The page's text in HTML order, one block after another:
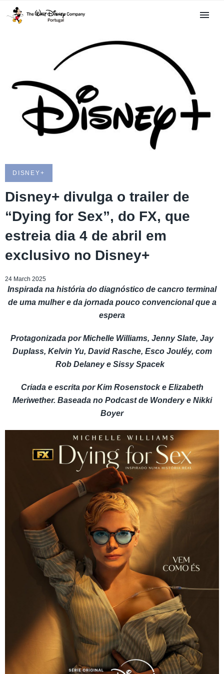
DISNEY+
Disney+ divulga o trailer de
“Dying for Sex”, do FX, que
estreia dia 4 de abril em
exclusivo no Disney+
24 March 2025
Inspirada na história do diagnóstico de cancro terminal
de uma mulher e da jornada pouco convencional que a
espera
Protagonizada por Michelle Williams, Jenny Slate, Jay
Duplass, Kelvin Yu, David Rasche, Esco Jouléy, com
Rob Delaney e Sissy Spacek
Criada e escrita por Kim Rosenstock e Elizabeth
Meriwether. Baseada no Podcast de Wondery e Nikki
Boyer